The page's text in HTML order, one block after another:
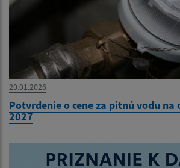
20.01.2026
Potvrdenie o cene za pitnú vodu na
2027